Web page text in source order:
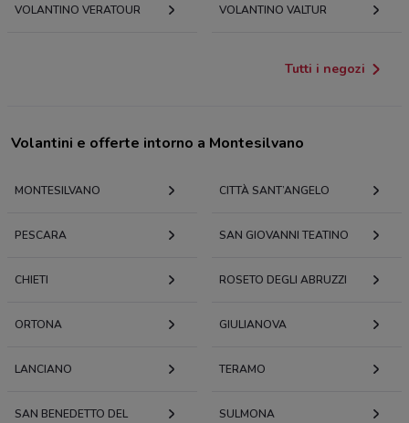
VOLANTINO VERATOUR VOLANTINO VALTUR
Tutti i negozi
Volantini e offerte intorno a Montesilvano
MONTESILVANO CITTÀ SANT’ANGELO
PESCARA SAN GIOVANNI TEATINO
CHIETI ROSETO DEGLI ABRUZZI
ORTONA GIULIANOVA
LANCIANO TERAMO
SAN BENEDETTO DEL
SULMONA